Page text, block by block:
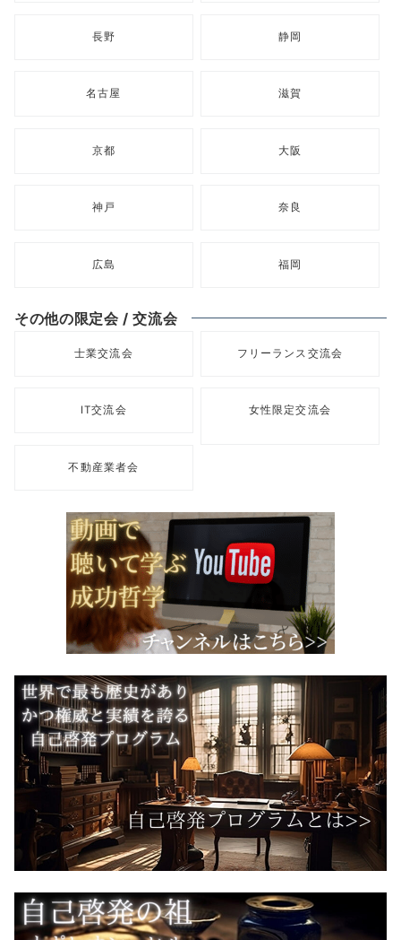
長野 静岡
名古屋 滋賀
京都 大阪
神戸 奈良
広島 福岡
その他の限定会 / 交流会
士業交流会 フリーランス交流会
IT交流会 女性限定交流会
不動産業者会